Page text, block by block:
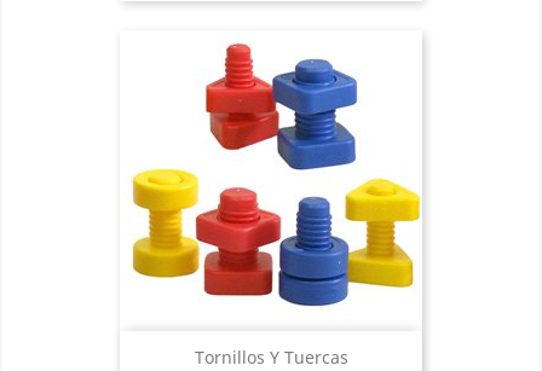
Tornillos Y Tuercas